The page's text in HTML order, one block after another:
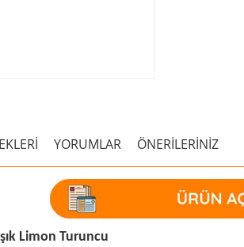
YORUMLAR ÖNERİLERİNİZ
Limon Turuncu